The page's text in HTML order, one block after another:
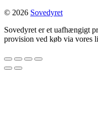
© 2026 Sovedyret
Sovedyret er et uafhængigt
provision ved køb via vores